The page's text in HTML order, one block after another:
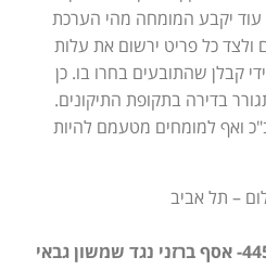
עוד יקבע המומחה מהי הערכת
ולצד כל פריט ירשום את עלות
קבלן שהתובעים בחרו בו. כן
בדירה בתקופת התיקונים.
ואף למומחים מטעמם להיות